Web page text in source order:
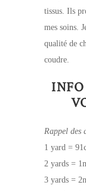
tissus. Ils
mes soins.
qualité de
coudre.
Rappel des
1 yard =
2 yards =
3 yards =